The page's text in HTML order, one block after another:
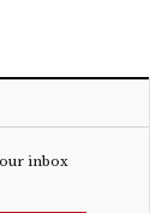
inbox